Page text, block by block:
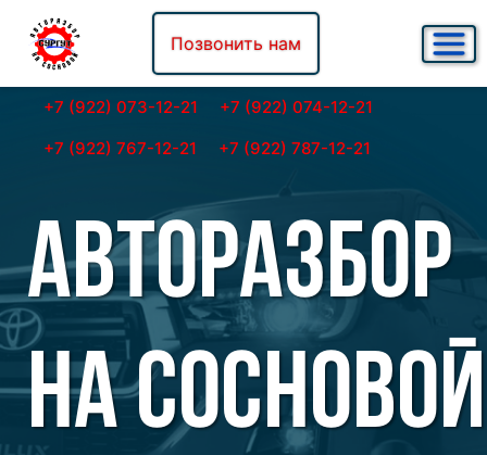
Позвонить нам
+7 (922) 073-12-21
+7 (922) 074-12-21
+7 (922) 767-12-21
+7 (922) 787-12-21
АВТОРАЗБОР
НА СОСНОВОЙ